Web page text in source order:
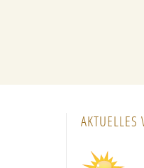
AKTUELLES